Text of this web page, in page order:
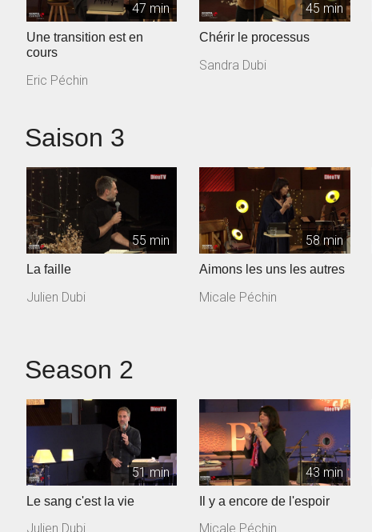
47 min
Une transition est en
cours
Eric Péchin
45 min
Chérir le processus
Sandra Dubi
Saison 3
55 min
La faille
Julien Dubi
58 min
Aimons les uns les autres
Micale Péchin
Season 2
51 min
Le sang c'est la vie
Julien Dubi
43 min
Il y a encore de l'espoir
Micale Péchin